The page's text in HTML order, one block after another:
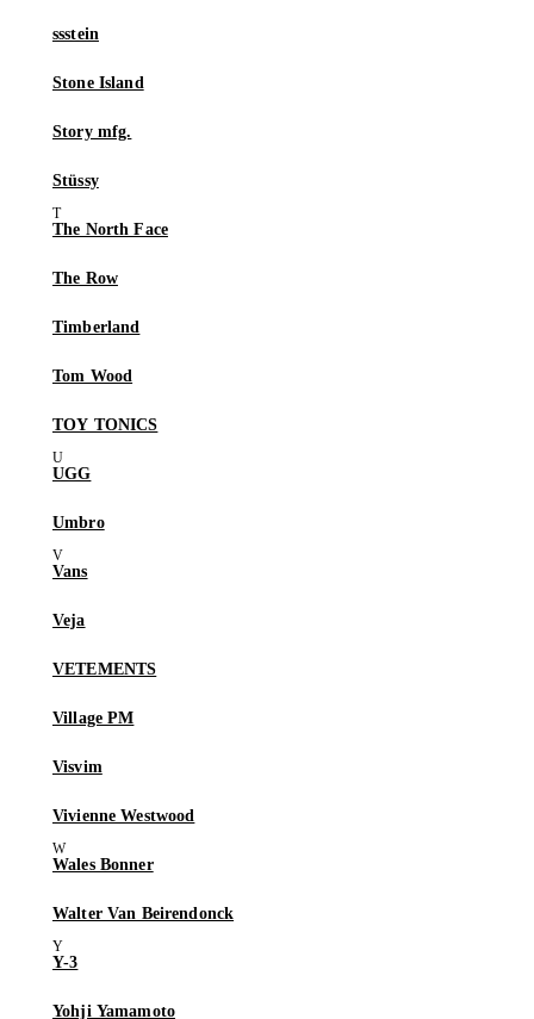
ssstein
Stone Island
Story mfg.
Stüssy
The North Face
The Row
Timberland
Tom Wood
TOY TONICS
UGG
Umbro
Vans
Veja
VETEMENTS
Village PM
Visvim
Vivienne Westwood
Wales Bonner
Walter Van Beirendonck
Y-3
Yohji Yamamoto